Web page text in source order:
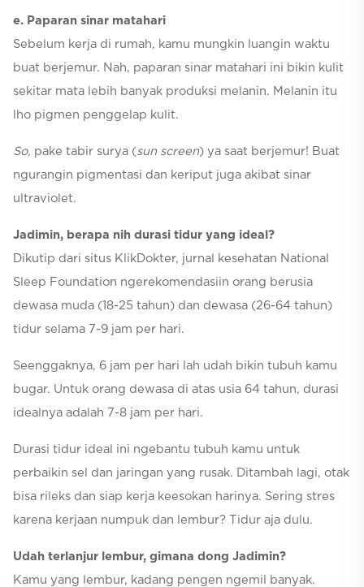
e. Paparan sinar matahari
Sebelum kerja di rumah, kamu mungkin luangin waktu
buat berjemur. Nah, paparan sinar matahari ini bikin kulit
sekitar mata lebih banyak produksi melanin. Melanin itu
lho pigmen penggelap kulit.
So, pake tabir surya (sun screen) ya saat berjemur! Buat
ngurangin pigmentasi dan keriput juga akibat sinar
ultraviolet.
Jadimin, berapa nih durasi tidur yang ideal?
Dikutip dari situs KlikDokter, jurnal kesehatan National
Sleep Foundation ngerekomendasiin orang berusia
dewasa muda (18-25 tahun) dan dewasa (26-64 tahun)
tidur selama 7-9 jam per hari.
Seenggaknya, 6 jam per hari lah udah bikin tubuh kamu
bugar. Untuk orang dewasa di atas usia 64 tahun, durasi
idealnya adalah 7-8 jam per hari.
Durasi tidur ideal ini ngebantu tubuh kamu untuk
perbaikin sel dan jaringan yang rusak. Ditambah lagi, otak
bisa rileks dan siap kerja keesokan harinya. Sering stres
karena kerjaan numpuk dan lembur? Tidur aja dulu.
Udah terlanjur lembur, gimana dong Jadimin?
Kamu yang lembur, kadang pengen ngemil banyak.